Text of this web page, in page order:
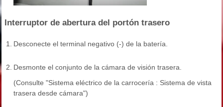
Interruptor de abertura del portón trasero
1. Desconecte el terminal negativo (-) de la batería.
2. Desmonte el conjunto de la cámara de visión trasera.
(Consulte "Sistema eléctrico de la carrocería : Sistema de vista
trasera desde cámara")